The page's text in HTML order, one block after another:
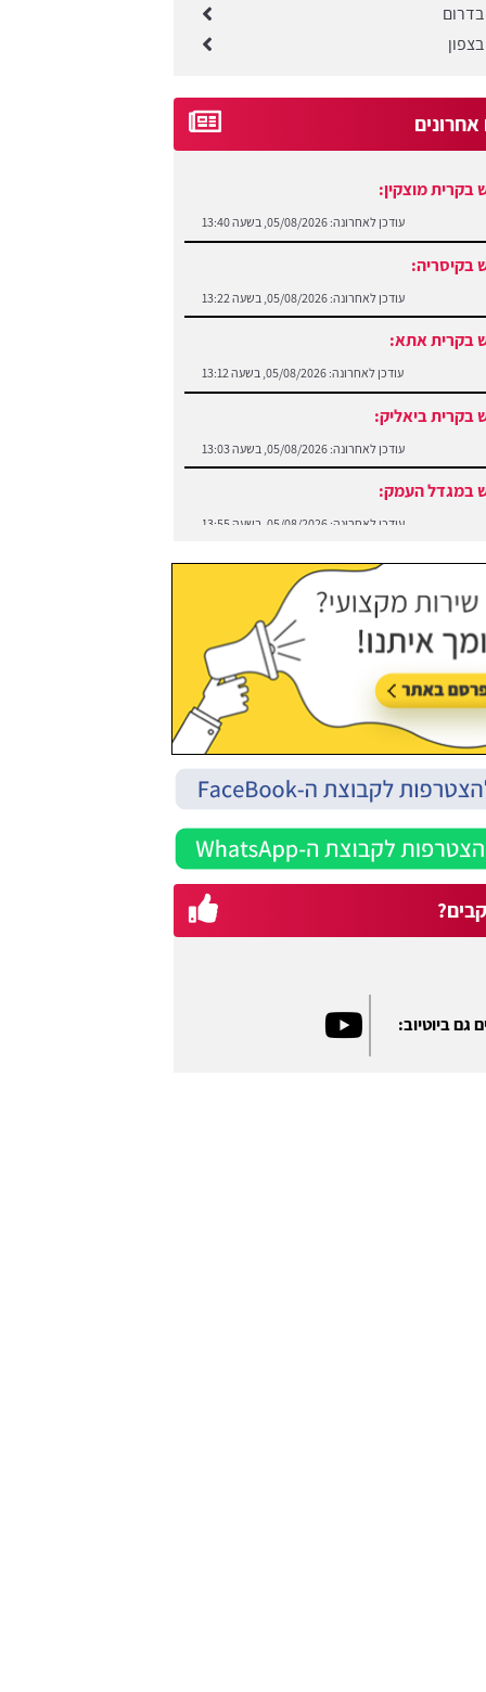
אחרונים
בקרית מוצקין:
עודכן לאחרונה: 05/08/2026, בשעה 13:40
בקיסריה:
עודכן לאחרונה: 05/08/2026, בשעה 13:22
בקרית אתא:
עודכן לאחרונה: 05/08/2026, בשעה 13:12
בקרית ביאליק:
עודכן לאחרונה: 05/08/2026, בשעה 13:03
במגדל העמק:
עודכן לאחרונה: 05/08/2026, בשעה 13:55
גם ביוטיוב: